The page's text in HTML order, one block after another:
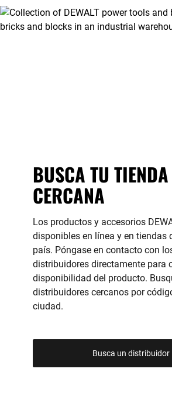
BUSCA TU
CERCANA
Los productos y accesorios
disponibles en línea y en tiendas
país. Póngase en contacto con
distribuidores directamente para
disponibilidad del producto.
distribuidores cercanos por
ciudad.
Busca un distribuidor